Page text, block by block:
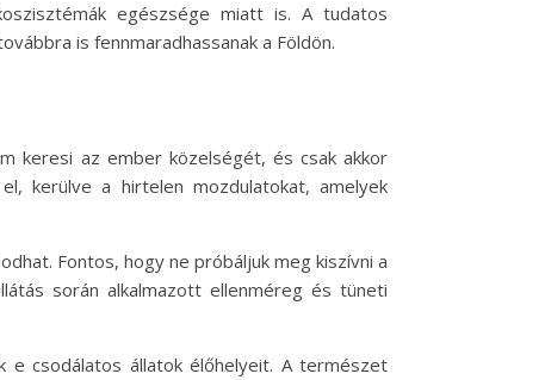
egészsége miatt is. A tudatos
is fennmaradhassanak a Földön.
keresi az ember közelségét, és csak akkor
kerülve a hirtelen mozdulatokat, amelyek
Fontos, hogy ne próbáljuk meg kiszívni a
során alkalmazott ellenméreg és tüneti
csodálatos állatok élőhelyeit. A természet